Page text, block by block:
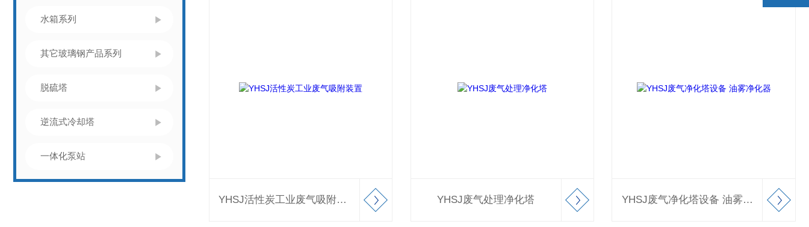
水箱系列
其它玻璃钢产品系列
脱硫塔
逆流式冷却塔
一体化泵站
YHSJ活性炭工业废气吸附装置 YHSJ废气处理净化塔 YHSJ废气净化塔设备 油雾净化器